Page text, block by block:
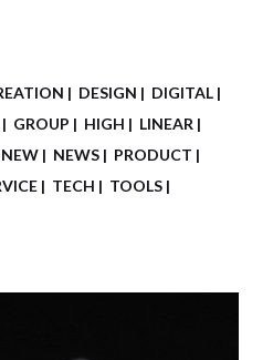
DESIGN
DIGITAL
GROUP HIGH
LINEAR
NEW NEWS
PRODUCT
TECH
TOOLS